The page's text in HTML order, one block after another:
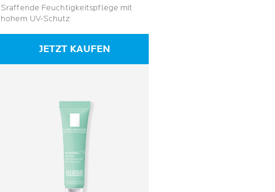
609
Bewertungen
Sraffende Feuchtigkeitspflege mit
hohem UV-Schutz
JETZT KAUFEN